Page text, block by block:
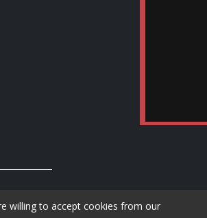
willing to accept cookies from our